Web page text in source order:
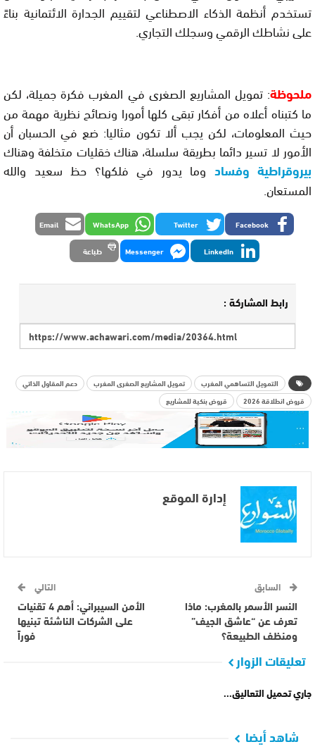
تستخدم أنظمة الذكاء الاصطناعي لتقييم الجدارة الائتمانية بناءً
على نشاطك الرقمي وسجلك التجاري.
ملحوظة: تمويل المشاريع الصغرى في المغرب فكرة جميلة، لكن
ما كتبناه أعلاه من أفكار تبقى كلها أمورا ونصائح نظرية مهمة من
حيث المعلومات، لكن يجب ألا تكون مثاليا: ضع في الحسبان أن
الأمور لا تسير دائما بطريقة سلسلة، هناك خقليات متخلفة وهناك
بيروقراطية وفساد وما يدور في فلكها؟ حظ سعيد والله
المستعان.
Facebook
Twitter
WhatsApp
Email
LinkedIn
Messenger طباعة
رابط المشاركة :
التمويل التساهمي المغرب تمويل المشاريع الصغرى المغرب
دعم المقاول الذاتي
قروض انطلاقة 2026
قروض بنكية للمشاريع
إدارة الموقع
السابق
النسر الأسمر بالمغرب: ماذا
تعرف عن “عاشق الجيف”
ومنظف الطبيعة؟
التالي
الأمن السيبراني: أهم 4 تقنيات
على الشركات الناشئة تبنيها
فوراً
تعليقات الزوار
جاري تحميل التعاليق...
شاهد أيضا